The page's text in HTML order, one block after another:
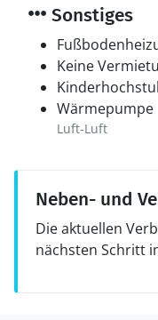
Sonstiges
Keine
Wärmepumpe
Luft-Luft
Neben- und
Die aktuellen
nächsten Schritt